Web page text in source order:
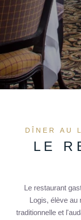
DÎNER AU
LE
Le restaurant
Logis, élève au
traditionnelle et